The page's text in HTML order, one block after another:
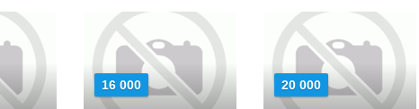
16 000 20 000